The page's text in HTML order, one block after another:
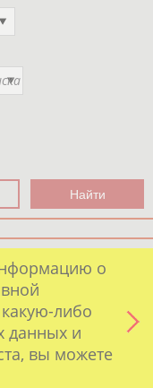
о
либо
данных и
вы можете